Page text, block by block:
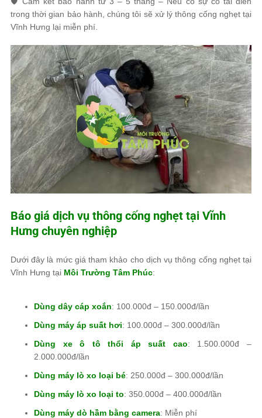
trong thời gian bảo hành, chúng tôi sẽ xử lý thông cống nghẹt tại
Vĩnh Hưng lại miễn phí.
Báo giá dịch vụ thông cống nghẹt tại Vĩnh
Hưng chuyên nghiệp
Dưới đây là mức giá tham khảo cho dịch vụ thông cống nghẹt tại
Vĩnh Hưng tại Môi Trường Tâm Phúc:
Dùng dây cáp xoắn: 100.000đ – 150.000đ/lần
Dùng máy áp suất hơi: 100.000đ – 300.000đ/lần
Dùng xe ô tô thổi áp suất cao: 1.500.000đ –
2.000.000đ/lần
Dùng máy lò xo loại bé: 250.000đ – 300.000đ/lần
Dùng máy lò xo loại to: 350.000đ – 400.000đ/lần
Dùng máy dò hầm bằng camera: Miễn phí